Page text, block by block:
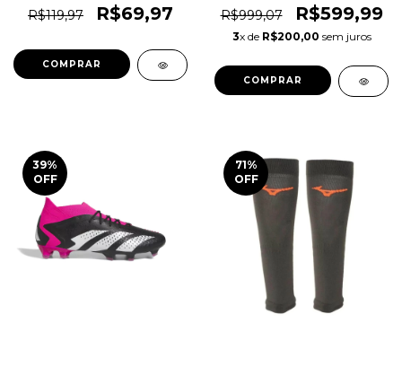
Original 1magnus
R$119,97 R$69,97
COMPRAR
Originals Trefoil Original
1magnus
R$999,07 R$599,99
3x de R$200,00 sem juros
COMPRAR
39%
OFF
71%
OFF